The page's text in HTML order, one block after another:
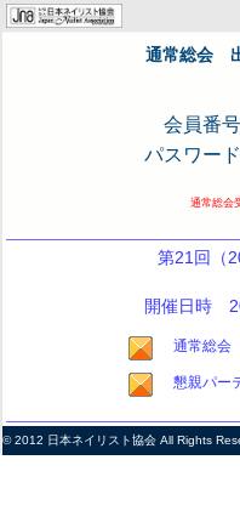
通常総会
会員番
パスワー
通常総会
第21回（
開催日時
通常総
懇親パー
© 2012 日本ネイリスト協会 All Rights